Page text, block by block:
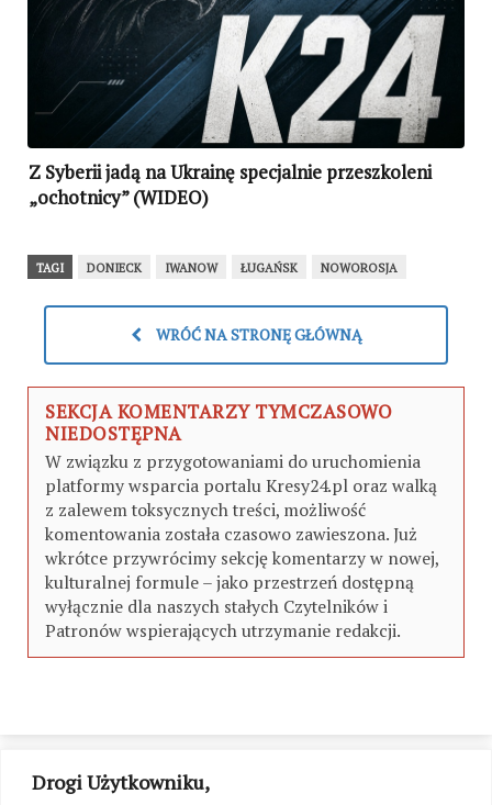
Drogi Użytkowniku,
Z Syberii jadą na Ukrainę specjalnie przeszkoleni
„ochotnicy” (WIDEO)
TAGI DONIECK IWANOW ŁUGAŃSK NOWOROSJA
WRÓĆ NA STRONĘ GŁÓWNĄ
SEKCJA KOMENTARZY TYMCZASOWO
NIEDOSTĘPNA
W związku z przygotowaniami do uruchomienia
platformy wsparcia portalu Kresy24.pl oraz walką
z zalewem toksycznych treści, możliwość
komentowania została czasowo zawieszona. Już
wkrótce przywrócimy sekcję komentarzy w nowej,
kulturalnej formule – jako przestrzeń dostępną
wyłącznie dla naszych stałych Czytelników i
Patronów wspierających utrzymanie redakcji.